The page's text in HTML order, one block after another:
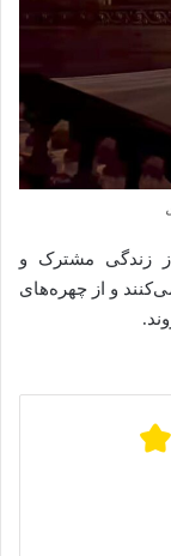
زندگی مشترک و
و از چهره‌های